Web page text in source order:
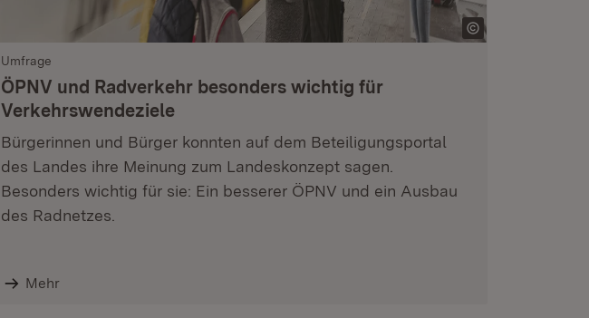
Umfrage
ÖPNV und Radverkehr besonders wichtig für
Verkehrswendeziele
Bürgerinnen und Bürger konnten auf dem Beteiligungsportal
des Landes ihre Meinung zum Landeskonzept sagen.
Besonders wichtig für sie: Ein besserer ÖPNV und ein Ausbau
des Radnetzes.
Mehr